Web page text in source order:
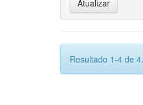
Resultado 1-4 de 4.